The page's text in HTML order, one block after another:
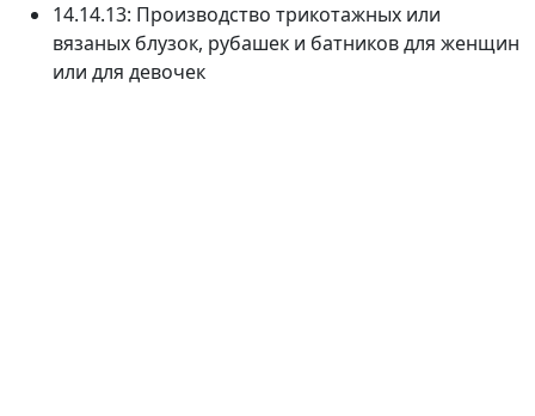
14.14.13: Производство трикотажных или
вязаных блузок, рубашек и батников для женщин
или для девочек